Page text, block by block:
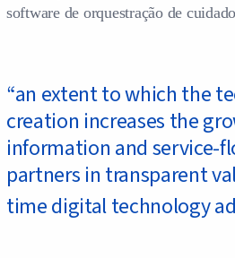
software de orquestração de
“an extent to which the
creation increases the
information and service-
partners in transparent
time digital technology